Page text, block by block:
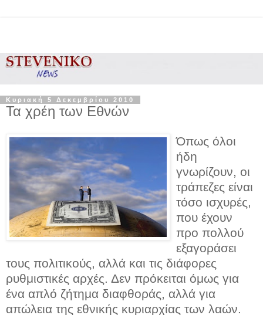
Κυριακή 5 Δεκεμβρίου 2010
Τα χρέη των Εθνών
Όπως όλοι
ήδη
γνωρίζουν, οι
τράπεζες είναι
τόσο ισχυρές,
που έχουν
προ πολλού
εξαγοράσει
τους πολιτικούς, αλλά και τις διάφορες
ρυθμιστικές αρχές. Δεν πρόκειται όμως για
ένα απλό ζήτημα διαφθοράς, αλλά για
απώλεια της εθνικής κυριαρχίας των λαών.